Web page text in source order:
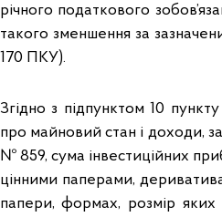
річного податкового
такого зменшення за
170 ПКУ).
Згідно з підпунктом 10
про майновий стан і доходи,
№ 859, сума інвестиційних
цінними паперами,
папери, формах, розмір яких